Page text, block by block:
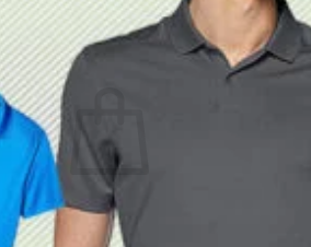
0
có sản phẩm trong giỏ hàng.